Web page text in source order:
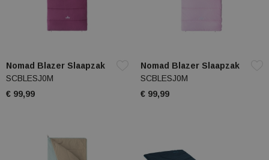
Nomad Blazer Slaapzak
SCBLESJ0M
€ 99,99
Nomad Blazer Slaapzak
SCBLESJ0M
€ 99,99